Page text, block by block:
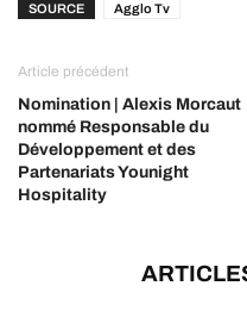
SOURCE Agglo Tv
Article précédent
Nomination | Alexis Morcaut
nommé Responsable du
Développement et des
Partenariats Younight
Hospitality